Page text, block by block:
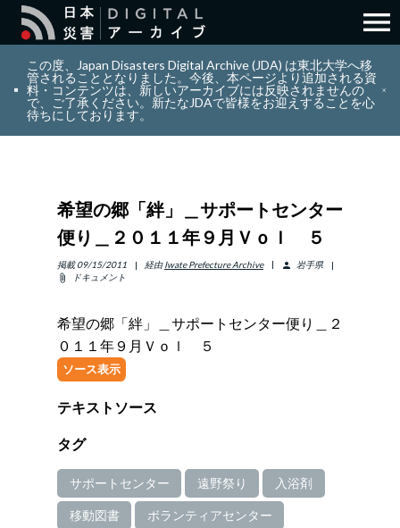
search 検索
layers コレクション
info_outline リソース
アバウト
ENGLISH 日本語
menu
この度、Japan Disasters Digital Archive (JDA) は東北大学へ移
管されることとなりました。今後、本ページより追加される資
料・コンテンツは、新しいアーカイブには反映されませんの
で、ご了承ください。新たなJDAで皆様をお迎えすることを心
待ちにしております。
希望の郷「絆」＿サポートセンター
便り＿２０１１年９月Ｖｏｌ ５
掲載 09/15/2011 経由 Iwate Prefecture Archive person
岩手県
attach_file
ドキュメント
希望の郷「絆」＿サポートセンター便り＿２
０１１年９月Ｖｏｌ ５
ソース表示
テキストソース
タグ
サポートセンター 遠野祭り 入浴剤
移動図書 ボランティアセンター